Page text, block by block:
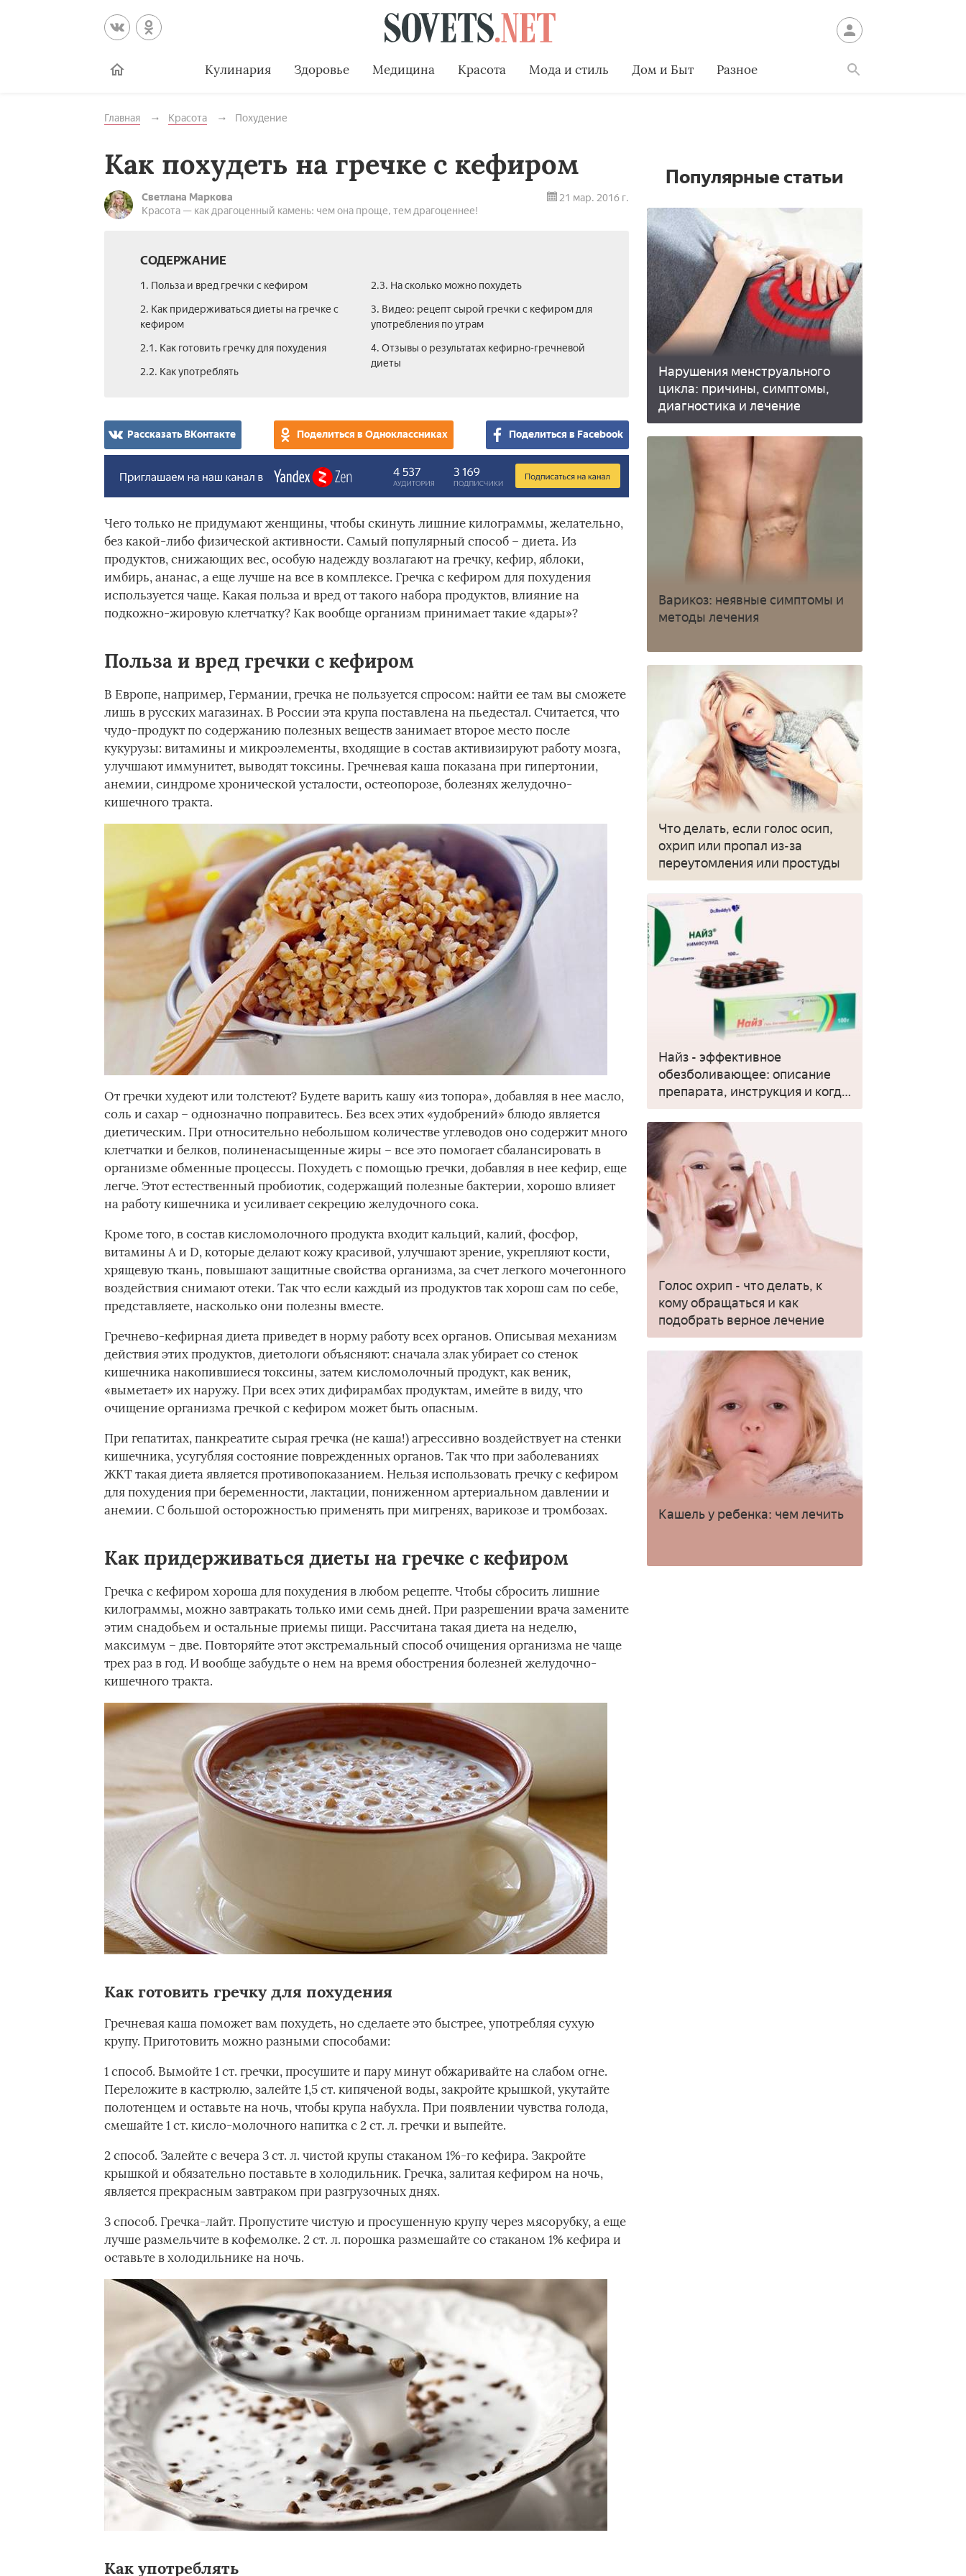
Кулинария Здоровье Медицина Красота Мода и стиль Дом и Быт Разное
Главная Красота Похудение
Как похудеть на гречке с кефиром
Светлана Маркова
Красота — как драгоценный камень: чем она проще, тем драгоценнее!
21 мар. 2016 г.
СОДЕРЖАНИЕ
1. Польза и вред гречки с кефиром
2. Как придерживаться диеты на гречке с
кефиром
2.1. Как готовить гречку для похудения
2.2. Как употреблять
2.3. На сколько можно похудеть
3. Видео: рецепт сырой гречки с кефиром для
употребления по утрам
4. Отзывы о результатах кефирно-гречневой
диеты
Рассказать ВКонтакте Поделиться в Одноклассниках Поделиться в Facebook
Чего только не придумают женщины, чтобы скинуть лишние килограммы, желательно,
без какой-либо физической активности. Самый популярный способ – диета. Из
продуктов, снижающих вес, особую надежду возлагают на гречку, кефир, яблоки,
имбирь, ананас, а еще лучше на все в комплексе. Гречка с кефиром для похудения
используется чаще. Какая польза и вред от такого набора продуктов, влияние на
подкожно-жировую клетчатку? Как вообще организм принимает такие «дары»?
Польза и вред гречки с кефиром
В Европе, например, Германии, гречка не пользуется спросом: найти ее там вы сможете
лишь в русских магазинах. В России эта крупа поставлена на пьедестал. Считается, что
чудо-продукт по содержанию полезных веществ занимает второе место после
кукурузы: витамины и микроэлементы, входящие в состав активизируют работу мозга,
улучшают иммунитет, выводят токсины. Гречневая каша показана при гипертонии,
анемии, синдроме хронической усталости, остеопорозе, болезнях желудочно-
кишечного тракта.
От гречки худеют или толстеют? Будете варить кашу «из топора», добавляя в нее масло,
соль и сахар – однозначно поправитесь. Без всех этих «удобрений» блюдо является
диетическим. При относительно небольшом количестве углеводов оно содержит много
клетчатки и белков, полиненасыщенные жиры – все это помогает сбалансировать в
организме обменные процессы. Похудеть с помощью гречки, добавляя в нее кефир, еще
легче. Этот естественный пробиотик, содержащий полезные бактерии, хорошо влияет
на работу кишечника и усиливает секрецию желудочного сока.
Кроме того, в состав кисломолочного продукта входит кальций, калий, фосфор,
витамины А и D, которые делают кожу красивой, улучшают зрение, укрепляют кости,
хрящевую ткань, повышают защитные свойства организма, за счет легкого мочегонного
воздействия снимают отеки. Так что если каждый из продуктов так хорош сам по себе,
представляете, насколько они полезны вместе.
Гречнево-кефирная диета приведет в норму работу всех органов. Описывая механизм
действия этих продуктов, диетологи объясняют: сначала злак убирает со стенок
кишечника накопившиеся токсины, затем кисломолочный продукт, как веник,
«выметает» их наружу. При всех этих дифирамбах продуктам, имейте в виду, что
очищение организма гречкой с кефиром может быть опасным.
При гепатитах, панкреатите сырая гречка (не каша!) агрессивно воздействует на стенки
кишечника, усугубляя состояние поврежденных органов. Так что при заболеваниях
ЖКТ такая диета является противопоказанием. Нельзя использовать гречку с кефиром
для похудения при беременности, лактации, пониженном артериальном давлении и
анемии. С большой осторожностью применять при мигренях, варикозе и тромбозах.
Как придерживаться диеты на гречке с кефиром
Гречка с кефиром хороша для похудения в любом рецепте. Чтобы сбросить лишние
килограммы, можно завтракать только ими семь дней. При разрешении врача замените
этим снадобьем и остальные приемы пищи. Рассчитана такая диета на неделю,
максимум – две. Повторяйте этот экстремальный способ очищения организма не чаще
трех раз в год. И вообще забудьте о нем на время обострения болезней желудочно-
кишечного тракта.
Как готовить гречку для похудения
Гречневая каша поможет вам похудеть, но сделаете это быстрее, употребляя сухую
крупу. Приготовить можно разными способами:
1 способ. Вымойте 1 ст. гречки, просушите и пару минут обжаривайте на слабом огне.
Переложите в кастрюлю, залейте 1,5 ст. кипяченой воды, закройте крышкой, укутайте
полотенцем и оставьте на ночь, чтобы крупа набухла. При появлении чувства голода,
смешайте 1 ст. кисло-молочного напитка с 2 ст. л. гречки и выпейте.
2 способ. Залейте с вечера 3 ст. л. чистой крупы стаканом 1%-го кефира. Закройте
крышкой и обязательно поставьте в холодильник. Гречка, залитая кефиром на ночь,
является прекрасным завтраком при разгрузочных днях.
3 способ. Гречка-лайт. Пропустите чистую и просушенную крупу через мясорубку, а еще
лучше размельчите в кофемолке. 2 ст. л. порошка размешайте со стаканом 1% кефира и
оставьте в холодильнике на ночь.
Как употреблять
Популярные статьи
Нарушения менструального
цикла: причины, симптомы,
диагностика и лечение
Варикоз: неявные симптомы и
методы лечения
Что делать, если голос осип,
охрип или пропал из-за
переутомления или простуды
Найз - эффективное
обезболивающее: описание
препарата, инструкция и когда
применять
Голос охрип - что делать, к
кому обращаться и как
подобрать верное лечение
Кашель у ребенка: чем лечить